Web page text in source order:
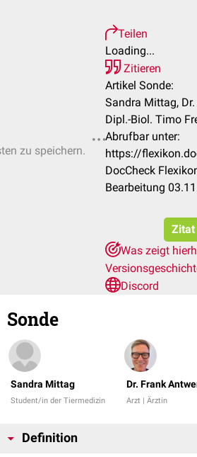
zu speichern.
Teilen
Loading...
Zitieren
Artikel Sonde:
Sandra Mittag,
Dipl.-Biol. Timo
Abrufbar unter:
https://
DocCheck
Bearbeitung
Was zeigt
Discord
Sonde
Sandra Mittag
Student/in der Tiermedizin
Dr. Frank
Arzt | Ärztin
Definition